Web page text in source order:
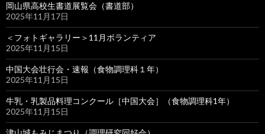
岡山県高校生書道展覧会（書道部）
2025年11月17日
＜フォトギャラリー＞11月ボランティア
2025年11月15日
中国大会壮行会・速報（食物調理科１年）
2025年11月15日
牛乳・乳製品料理コンクール［中国大会］（食物調理科1年）
2025年11月15日